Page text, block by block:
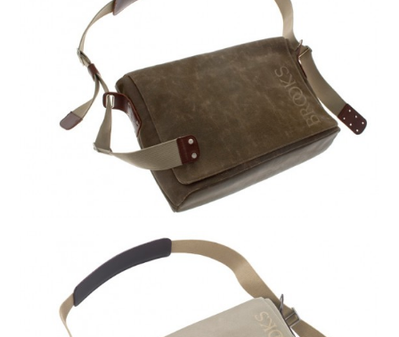
tern Crest
tern SURGE
tern SURGE PRO
tern SURGE UNO